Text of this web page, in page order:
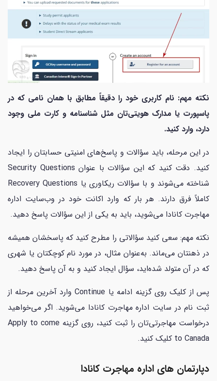
نکته مهم: نام کاربری خود را دقیقاً مطابق با همان نامی که در
پاسپورت یا مدارک هویتی‌تان مثل شناسنامه و کارت ملی وجود
دارد، وارد کنید.
در این مرحله، باید سؤالات و پاسخ‌های امنیتی حسابتان را ایجاد
کنید. دقت کنید که این سؤالات با عنوان Security Questions
شناخته می‌شوند و با سؤالات ریکاوری یا Recovery Questions
کاملاً فرق دارند. هر بار که وارد اکانت خود در وب‌سایت اداره
مهاجرت کانادا می‌شوید، باید به یکی از این سؤالات پاسخ دهید.
نکته مهم: سعی کنید سؤالاتی را مطرح کنید که پاسخشان همیشه
در ذهنتان می‌ماند. به‌عنوان مثال، در مورد نام کوچکتان یا شهری
که در آن متولد شده‌اید، سؤال ایجاد کنید و به آن پاسخ دهید.
پس از کلیک روی گزینه ادامه یا Continue وارد آخرین مرحله از
ثبت نام در سایت اداره مهاجرت کانادا می‌شوید. اگر می‌خواهید
درخواست مهاجرتی‌تان را ثبت کنید، روی گزینه Apply to come
to Canada کلیک کنید.
دپارتمان های اداره مهاجرت کانادا